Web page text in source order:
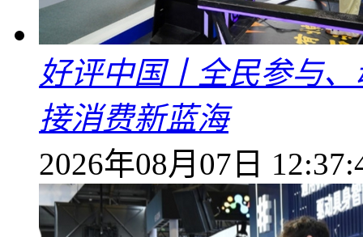
好评中国丨全民参与
接消费新蓝海
2026年08月07日